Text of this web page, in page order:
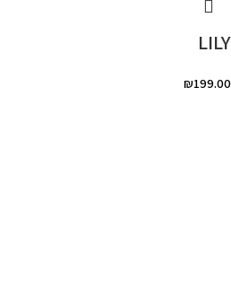
LILY
₪199.00